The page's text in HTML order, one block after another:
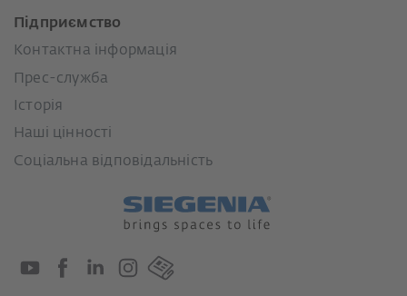
Підприємство
Контактна інформація
Прес-служба
Історія
Наші цінності
Соціальна відповідальність